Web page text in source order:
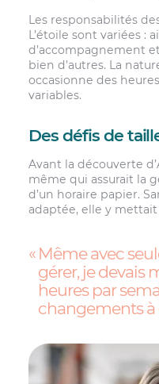
Les responsabilités
L’étoile sont variées :
d’accompagnement
bien d’autres. La
occasionne des
variables.
Des défis de
Avant la découverte
même qui assurait la
d’un horaire papier.
adaptée, elle y
Même avec
gérer, je devais
heures par
changements à